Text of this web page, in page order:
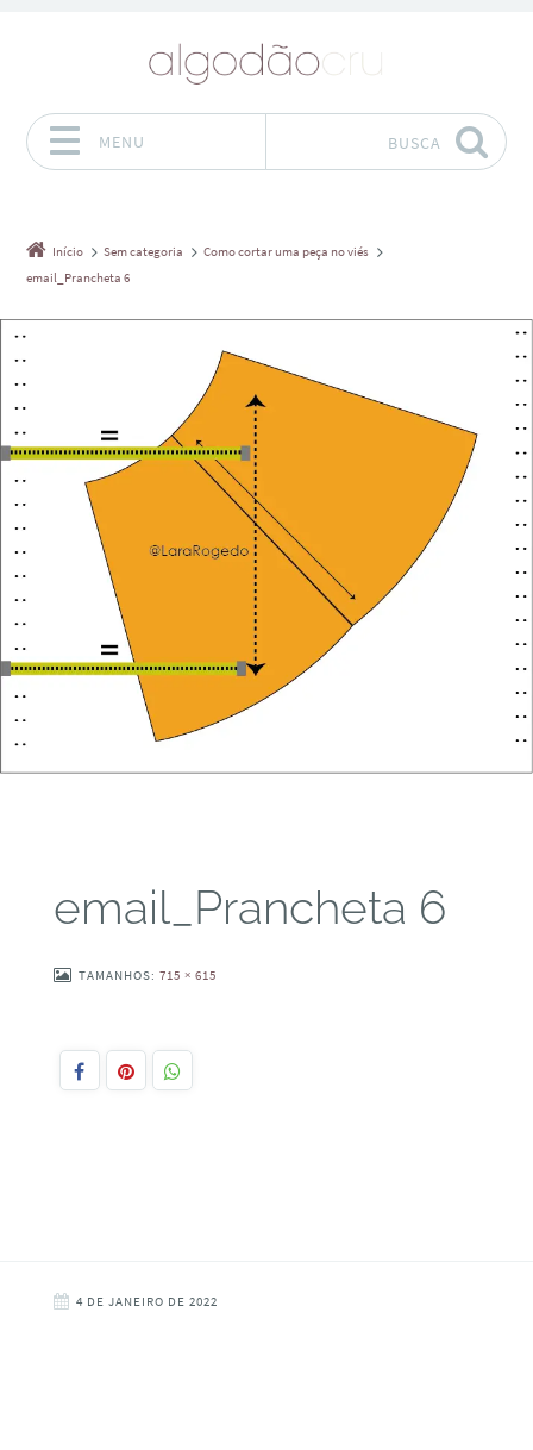
MENU BUSCA
Início Sem categoria
Como cortar uma peça no viés
email_Prancheta 6
email_Prancheta 6
TAMANHOS: 715 × 615
4 DE JANEIRO DE 2022